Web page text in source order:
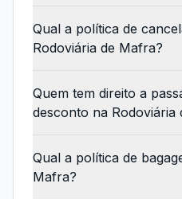
Qual a política de
Rodoviária de Mafra?
Quem tem direito a
desconto na Rodoviária
Qual a política de
Mafra?